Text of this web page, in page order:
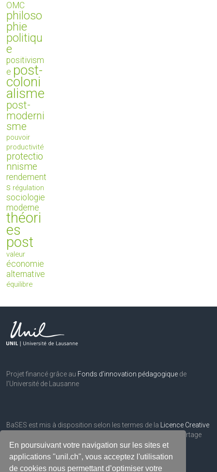
En poursuivant votre navigation sur les sites et
applications "unil.ch", vous acceptez l'utilisation
de cookies nous permettant d’optimiser votre
OMC
philoso
phie
politiqu
e
positivism
e post-
coloni
alisme
post-
moderni
sme
pouvoir
productivité
protectio
nnisme
rendement
s régulation
sociologie
moderne
théori
es
post
valeur
économie
alternative
équilibre
Projet financé grâce au Fonds d’innovation pédagogique de
l’Université de Lausanne
BaSES est mis à disposition selon les termes de la
Licence Creative
– Pas d’utilisation commerciale – Partage
dans les mêmes conditions 3.0 Suisse.